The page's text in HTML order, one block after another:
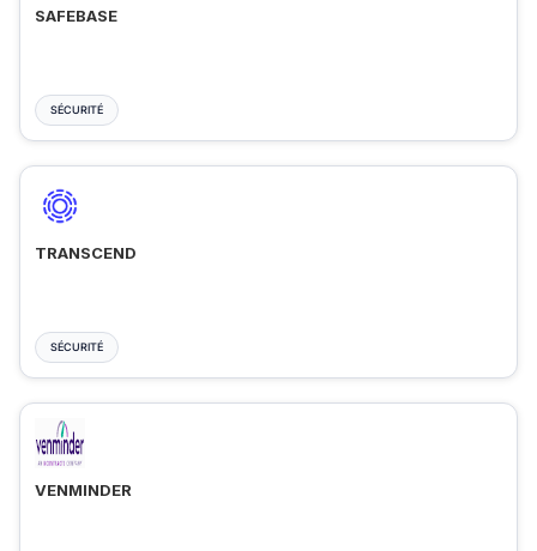
SAFEBASE
SÉCURITÉ
TRANSCEND
SÉCURITÉ
VENMINDER